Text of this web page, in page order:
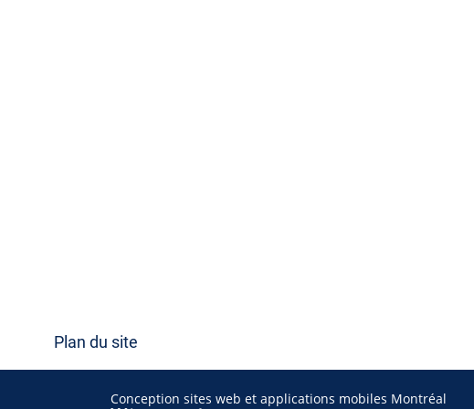
Plan du site
Conception sites web et applications mobiles Montréal